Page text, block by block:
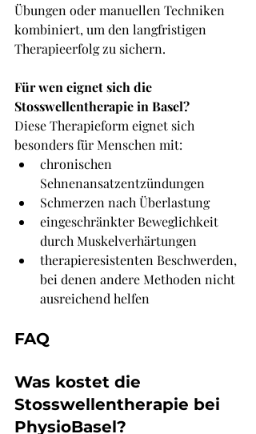
Übungen oder manuellen Techniken
kombiniert, um den langfristigen
Therapieerfolg zu sichern.
Für wen eignet sich die
Stosswellentherapie in Basel?
Diese Therapieform eignet sich
besonders für Menschen mit:
chronischen
Sehnenansatzentzündungen
Schmerzen nach Überlastung
eingeschränkter Beweglichkeit
durch Muskelverhärtungen
therapieresistenten Beschwerden,
bei denen andere Methoden nicht
ausreichend helfen
FAQ
Was kostet die
Stosswellentherapie bei
PhysioBasel?